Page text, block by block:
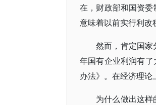
在，财政部和国资
意味着以前实行利改
然而，肯定国
年国有企业利润有
办法》。在经济理论
为什么做出这